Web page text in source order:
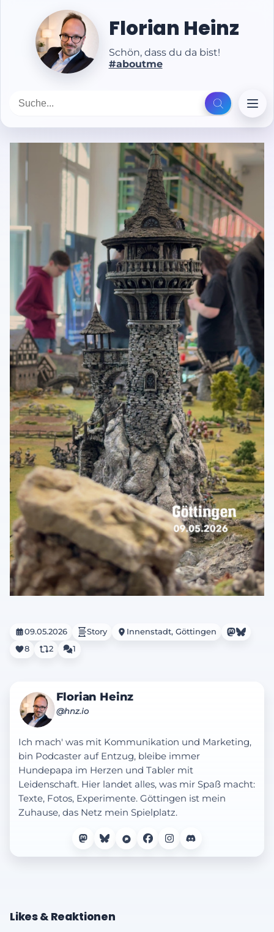
Florian Heinz
Schön, dass du da bist!
#aboutme
09.05.2026 Story
Innenstadt, Göttingen
8
2 1
Florian Heinz
@hnz.io
Ich mach' was mit Kommunikation und Marketing,
bin Podcaster auf Entzug, bleibe immer
Hundepapa im Herzen und Tabler mit
Leidenschaft. Hier landet alles, was mir Spaß macht:
Texte, Fotos, Experimente. Göttingen ist mein
Zuhause, das Netz mein Spielplatz.
Likes & Reaktionen